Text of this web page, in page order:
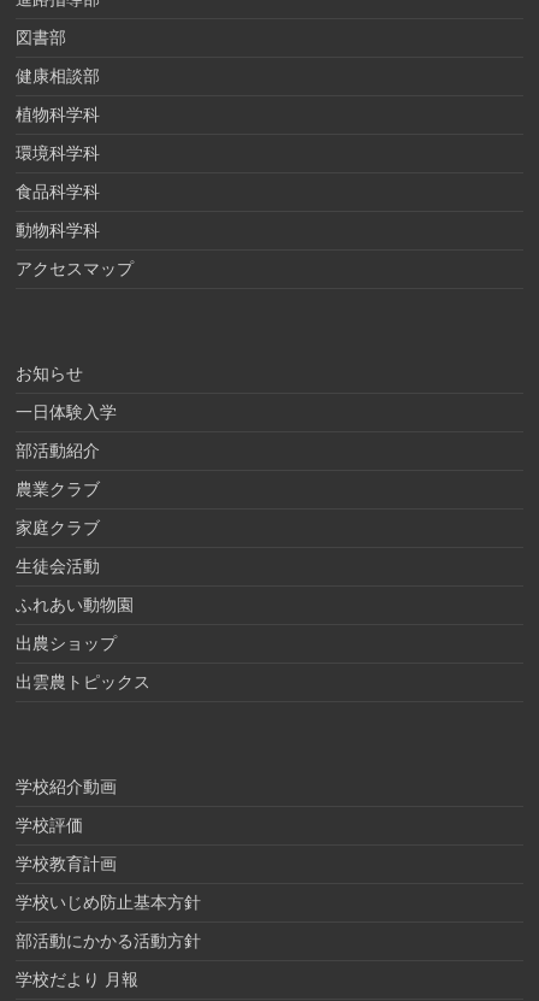
図書部
健康相談部
植物科学科
環境科学科
食品科学科
動物科学科
アクセスマップ
お知らせ
一日体験入学
部活動紹介
農業クラブ
家庭クラブ
生徒会活動
ふれあい動物園
出農ショップ
出雲農トピックス
学校紹介動画
学校評価
学校教育計画
学校いじめ防止基本方針
部活動にかかる活動方針
学校だより 月報